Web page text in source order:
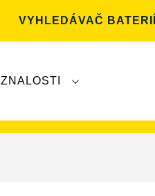
VYHLEDÁVAČ BATERIÍ
ZNALOSTI